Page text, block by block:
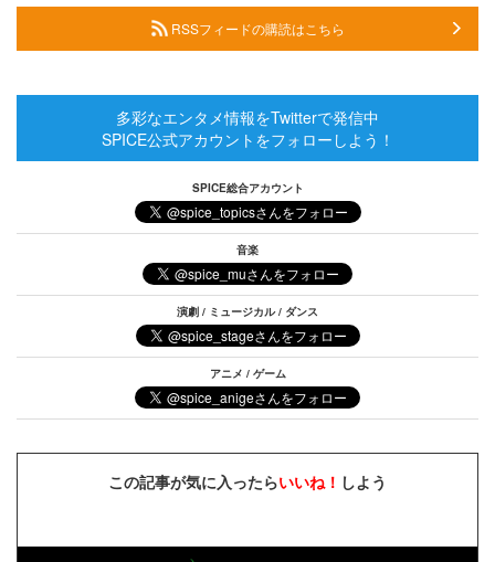
RSSフィードの購読はこちら
多彩なエンタメ情報をTwitterで発信中
SPICE公式アカウントをフォローしよう！
SPICE総合アカウント
音楽
演劇 / ミュージカル / ダンス
アニメ / ゲーム
この記事が気に入ったらいいね！ しよう